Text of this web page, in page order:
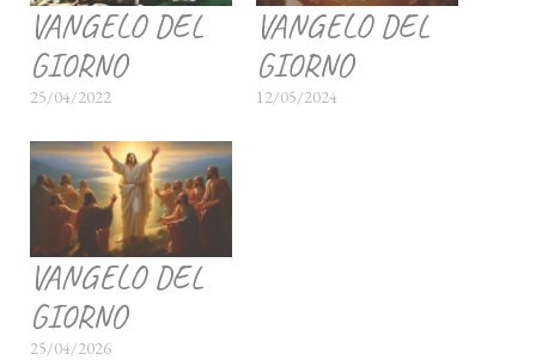
VANGELO DEL
GIORNO
25/04/2022
VANGELO DEL
GIORNO
12/05/2024
VANGELO DEL
GIORNO
25/04/2026